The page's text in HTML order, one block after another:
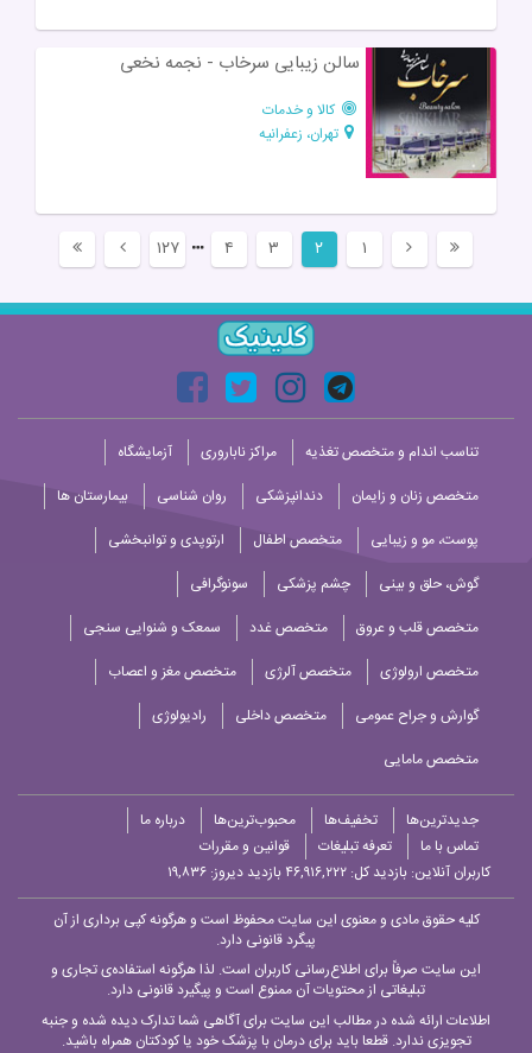
سالن زیبایی سرخاب - نجمه نخعی
کالا و خدمات
تهران، زعفرانیه
۱ ۲ ۳ ۴ ۱۲۷
تناسب اندام و متخصص تغذیه مراکز ناباروری
آزمایشگاه
متخصص زنان و زایمان
دندانپزشکی روان شناسی
بیمارستان ها
پوست، مو و زیبایی
متخصص اطفال
ارتوپدی و توانبخشی
گوش، حلق و بینی
چشم پزشکی
سونوگرافی
متخصص قلب و عروق
متخصص غدد
سمعک و شنوایی سنجی
متخصص ارولوژی
متخصص آلرژی
متخصص مغز و اعصاب
گوارش و جراح عمومی
متخصص داخلی
رادیولوژی
متخصص مامایی
جدیدترین‌ها تخفیف‌ها محبوب‌ترین‌ها
درباره ما
تماس با ما
تعرفه تبلیغات
قوانین و مقررات
کاربران آنلاین: بازدید کل: ۴۶,۹۱۶,۲۲۲
بازدید دیروز: ۱۹,۸۳۶
کلیه حقوق مادی و معنوی این سایت محفوظ است و هرگونه کپی برداری از آن
پیگرد قانونی دارد.
این سایت صرفاً برای اطلاع‌رسانی کاربران است. لذا هرگونه استفاده‌ی تجاری و
تبلیغاتی از محتویات آن ممنوع است و پیگیرد قانونی دارد.
اطلاعات ارائه شده در مطالب این سایت برای آگاهی شما تدارک دیده شده و جنبه
تجویزی ندارد. قطعا باید برای درمان با پزشک خود یا کودکتان همراه باشید.